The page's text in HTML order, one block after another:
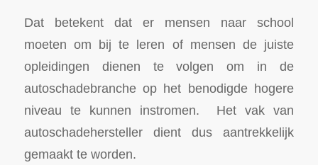
Dat betekent dat er mensen naar school
moeten om bij te leren of mensen de juiste
opleidingen dienen te volgen om in de
autoschadebranche op het benodigde hogere
niveau te kunnen instromen. Het vak van
autoschadehersteller dient dus aantrekkelijk
gemaakt te worden.